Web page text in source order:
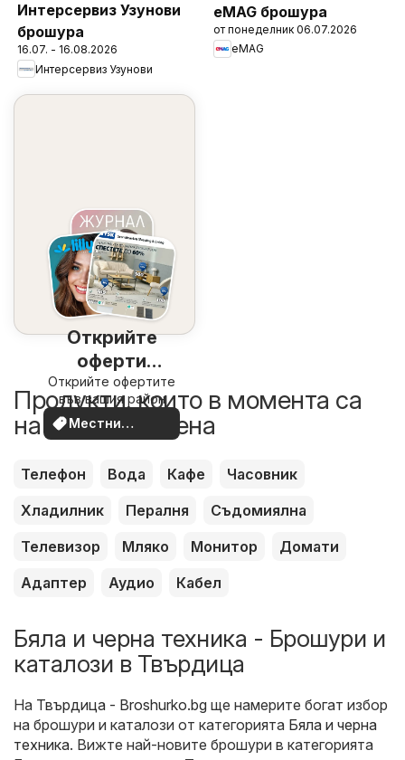
Интерсервиз Узунови
брошура
16.07. - 16.08.2026
Интерсервиз Узунови
eMAG брошура
от понеделник 06.07.2026
eMAG
Открийте
оферти
наблизо
Открийте офертите
във вашия район
Местни
оферти
Продукти, които в момента са
на по-добра цена
Телефон Вода Кафе
Часовник
Хладилник
Пералня
Съдомиялна
Телевизор
Мляко Монитор
Домати
Адаптер
Аудио Кабел
Бяла и черна техника - Брошури и
каталози в Твърдица
На Твърдица - Broshurko.bg ще намерите богат избор
на брошури и каталози от категорията Бяла и черна
техника. Вижте най-новите брошури в категорията